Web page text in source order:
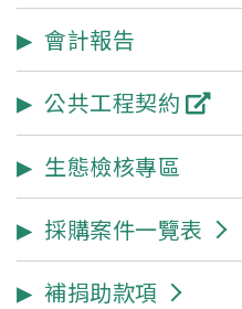
會計報告
公共工程契約
生態檢核專區
採購案件一覽表
補捐助款項